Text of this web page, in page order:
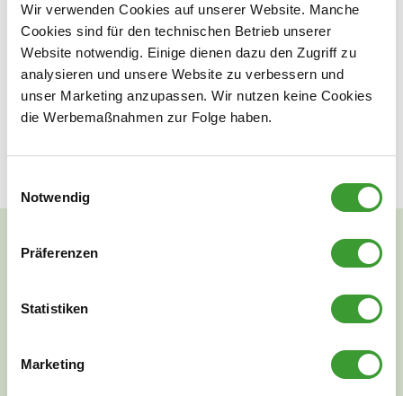
Wir verwenden Cookies auf unserer Website. Manche
Cookies sind für den technischen Betrieb unserer
Website notwendig. Einige dienen dazu den Zugriff zu
analysieren und unsere Website zu verbessern und
unser Marketing anzupassen. Wir nutzen keine Cookies
die Werbemaßnahmen zur Folge haben.
Notwendig
Präferenzen
Statistiken
Marketing
dauerhafte Farbbrillanz.
Das Flüssigwaschmittel wird vom DAAB empfohlen und
ist mit Ecogarantie zertifiziert, dermatologisch und vegan
getestet. Die Rezeptur enthält keine Enzyme und weist
NATURAL CLEANLINESS